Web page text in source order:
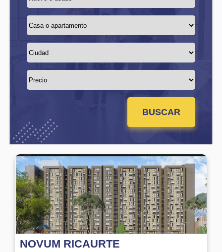
NOVUM RICAURTE